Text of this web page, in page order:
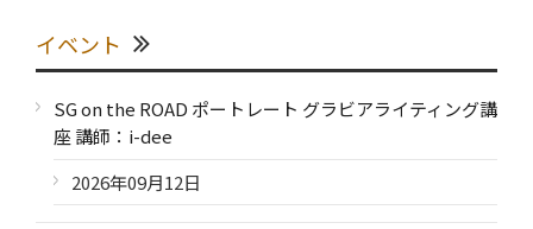
イベント
SG on the ROAD ポートレート グラビアライティング講
座 講師：i-dee
2026年09月12日